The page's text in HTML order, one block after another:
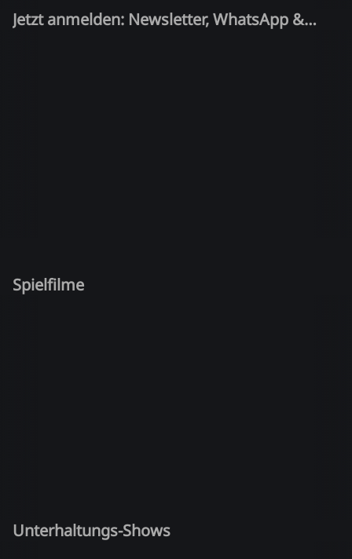
Jetzt anmelden: Newsletter, WhatsApp &
Spielfilme
Unterhaltungs-Shows